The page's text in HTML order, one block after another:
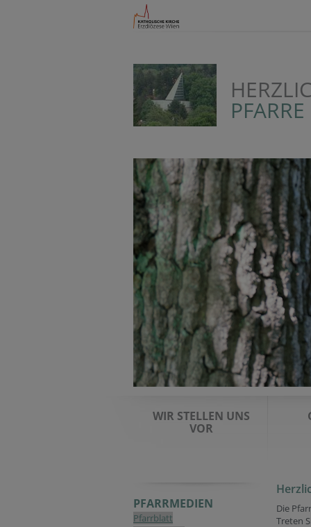
WIR STELLEN UNS
VOR
PFARRMEDIEN
Pfarrblatt
Die
Treten